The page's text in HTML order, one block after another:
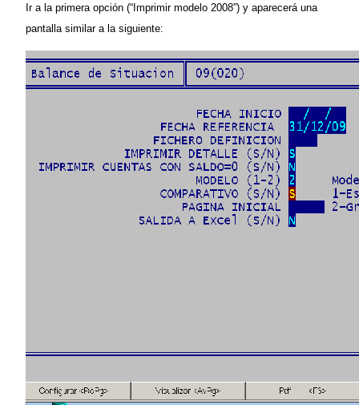
Ir a la primera opción (“Imprimir modelo 2008”) y aparecerá una
pantalla similar a la siguiente: